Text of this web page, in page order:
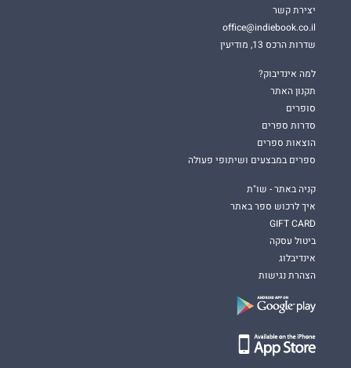
יצירת קשר
office@indiebook.co.il
שדרות הרכס 13, מודיעין
למה אינדיבוק?
תקנון האתר
סופרים
סדרות ספרים
הוצאות ספרים
ספרים במבצעים ושיתופי פעולה
קניה באתר - שו"ת
איך לרכוש ספר באתר
GIFT CARD
ביטול עסקה
אינדיבלוג
הצהרת נגישות